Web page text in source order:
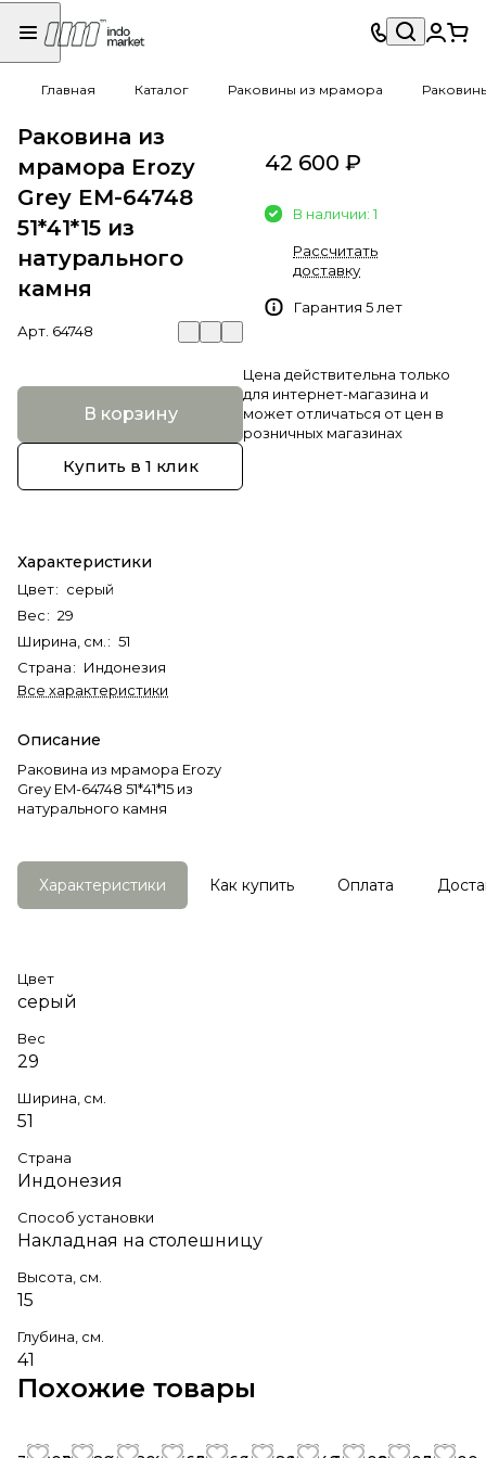
Главная Каталог Раковины из мрамора
Раковина из
мрамора Erozy
Grey EM-64748
51*41*15 из
натурального
камня
Арт. 64748
В корзину
Купить в 1 клик
Характеристики
Цвет: серый
Вес: 29
Ширина, см. : 51
Страна: Индонезия
Все характеристики
Описание
Раковина из мрамора Erozy
Grey EM-64748 51*41*15 из
натурального камня
42 600 ₽
В наличии: 1
Рассчитать
доставку
Гарантия 5 лет
Цена действительна только
для интернет-магазина и
может отличаться от цен в
розничных магазинах
Характеристики Как купить Оплата
Цвет
серый
Вес
29
Ширина, см.
51
Страна
Индонезия
Способ установки
Накладная на столешницу
Высота, см.
15
Глубина, см.
41
Похожие товары